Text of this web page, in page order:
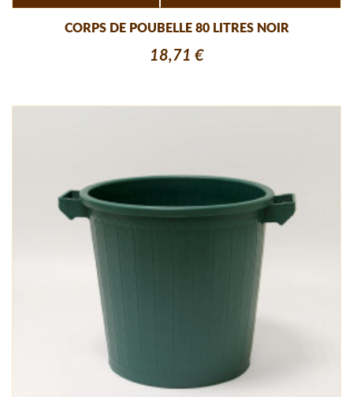
CORPS DE POUBELLE 80 LITRES NOIR
18,71 €